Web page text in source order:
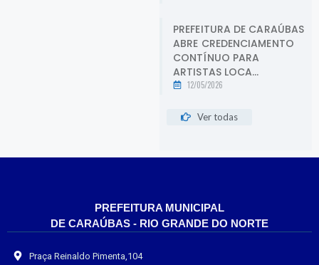
PREFEITURA DE CARAÚBAS
ABRE CREDENCIAMENTO
CONTÍNUO PARA
ARTISTAS LOCA...
12/05/2026
Ver todas
PREFEITURA MUNICIPAL
DE CARAÚBAS - RIO GRANDE DO NORTE
Praça Reinaldo Pimenta,104